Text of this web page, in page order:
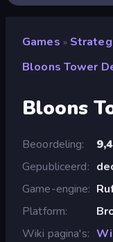
Games »
Bloons Tower
Bloons
Beoordeling 9,4
Gepubliceerd
Game-engine
Platform
Wiki pagina's